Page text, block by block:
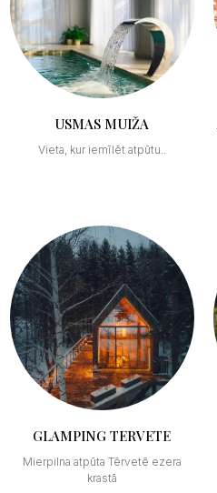
USMAS MUIŽA
Vieta, kur iemīlēt atpūtu..
GLAMPING TERVETE
Mierpilna atpūta Tērvetē ezera
krastā